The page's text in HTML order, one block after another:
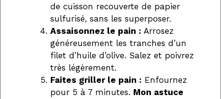
de cuisson recouverte de papier
sulfurisé, sans les superposer.
Assaisonnez le pain : Arrosez
généreusement les tranches d’un
filet d’huile d’olive. Salez et poivrez
très légèrement.
Faites griller le pain : Enfournez
pour 5 à 7 minutes. Mon astuce